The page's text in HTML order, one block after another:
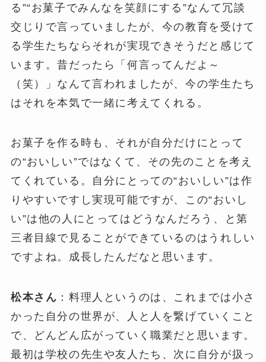
る”“お菓子でみんなを笑顔にする”なんて冗談
交じりで言っていましたが、今の教育を受けて
る学生たちならそれが実現できそうだと感じて
います。昔だったら「何言ってんだよ～
（笑）」なんて言われましたが、今の学生たち
はそれを本気で一緒に考えてくれる。
お菓子を作る時も、それが自分だけにとって
の“おいしい”ではなくて、その先のことを考え
てくれている。自分にとっての“おいしい”は作
りやすいですし実現可能ですが、この“おいし
い”は他の人にとってはどうなんだろう、と第
三者目線で見ることができているのはうれしい
ですよね。成長したんだなと思います。
松本さん ：料理人というのは、これまでは小さ
かった自分の世界が、人と人を繋げていくこと
で、どんどん広がっていく職業だと思います。
最初は学校の先生や友人たち、次に自分が扱っ